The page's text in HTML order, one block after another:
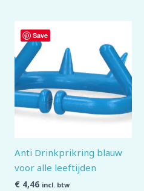
Save
Anti Drinkprikring blauw
voor alle leeftijden
€ 4,46 incl. btw